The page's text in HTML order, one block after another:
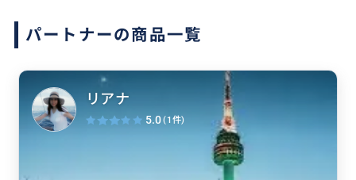
パートナーの商品一覧
リアナ
5.0(1件)